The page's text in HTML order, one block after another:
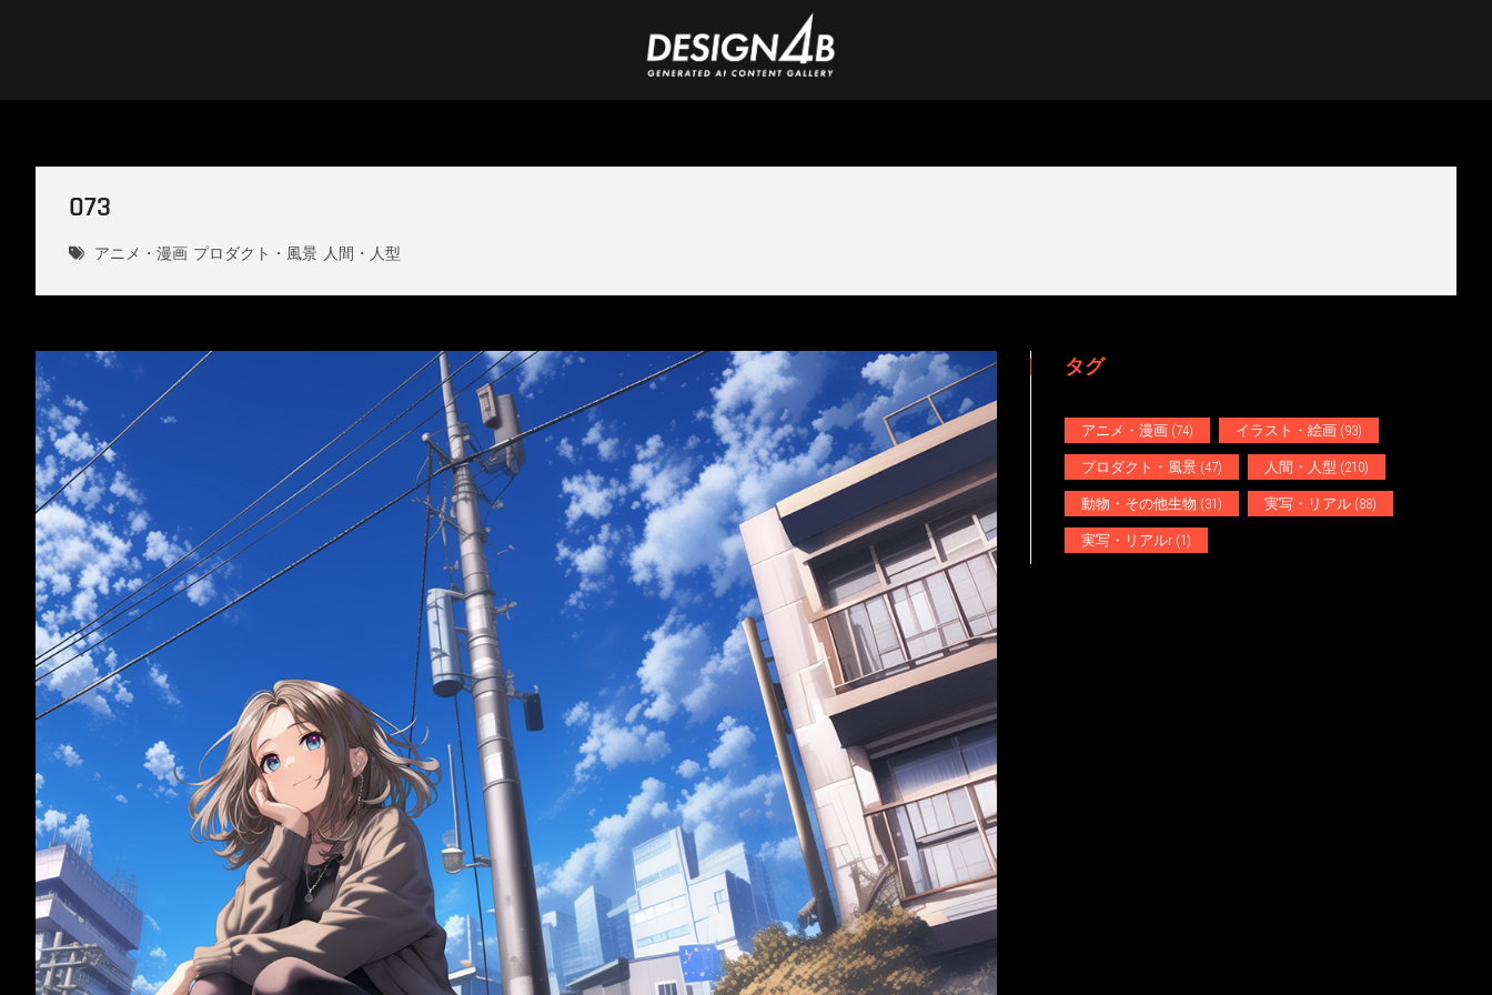
073
アニメ・漫画 プロダクト・風景 人間・人型
タグ
アニメ・漫画 (74) イラスト・絵画 (93)
プロダクト・風景 (47) 人間・人型 (210)
動物・その他生物 (31) 実写・リアル (88)
実写・リアルr (1)